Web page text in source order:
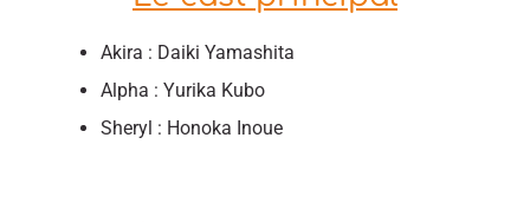
Akira : Daiki Yamashita
Alpha : Yurika Kubo
Sheryl : Honoka Inoue